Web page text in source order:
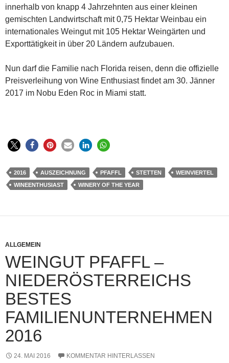
innerhalb von knapp 4 Jahrzehnten aus einer kleinen
gemischten Landwirtschaft mit 0,75 Hektar Weinbau ein
internationales Weingut mit 105 Hektar Weingärten und
Exporttätigkeit in über 20 Ländern aufzubauen.
Nun darf die Familie nach Florida reisen, denn die offizielle
Preisverleihung von Wine Enthusiast findet am 30. Jänner
2017 im Nobu Eden Roc in Miami statt.
2016 AUSZEICHNUNG PFAFFL STETTEN
WEINVIERTEL
WINEENTHUSIAST
WINERY OF THE YEAR
ALLGEMEIN
WEINGUT PFAFFL –
NIEDERÖSTERREICHS
BESTES
FAMILIENUNTERNEHMEN
2016
24. MAI 2016 KOMMENTAR HINTERLASSEN